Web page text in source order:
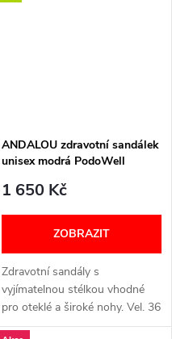
ANDALOU zdravotní sandálek
unisex modrá PodoWell
1 650 Kč
ZOBRAZIT
Zdravotní sandály s
vyjímatelnou stélkou vhodné
pro oteklé a široké nohy. Vel. 36
- 46. Šířka: K (extra široká)